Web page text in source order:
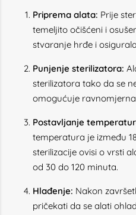
Priprema alata: Prije
temeljito očišćeni i
stvaranje hrđe i
Punjenje sterilizatora:
sterilizatora tako da se
omogućuje
Postavljanje
temperatura je između
sterilizacije ovisi o vrsti
od 30 do 120 minuta.
Hlađenje: Nakon
pričekati da se alati